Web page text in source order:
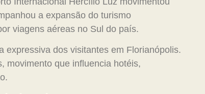
a expansão do turismo
viagens aéreas no Sul do país.
expressiva dos visitantes em Florianópolis.
movimento que influencia hotéis,